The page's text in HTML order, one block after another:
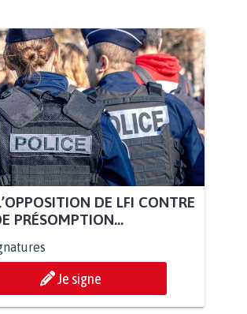
DE LFI CONTRE
PRÉSOMPTION...
Je signe